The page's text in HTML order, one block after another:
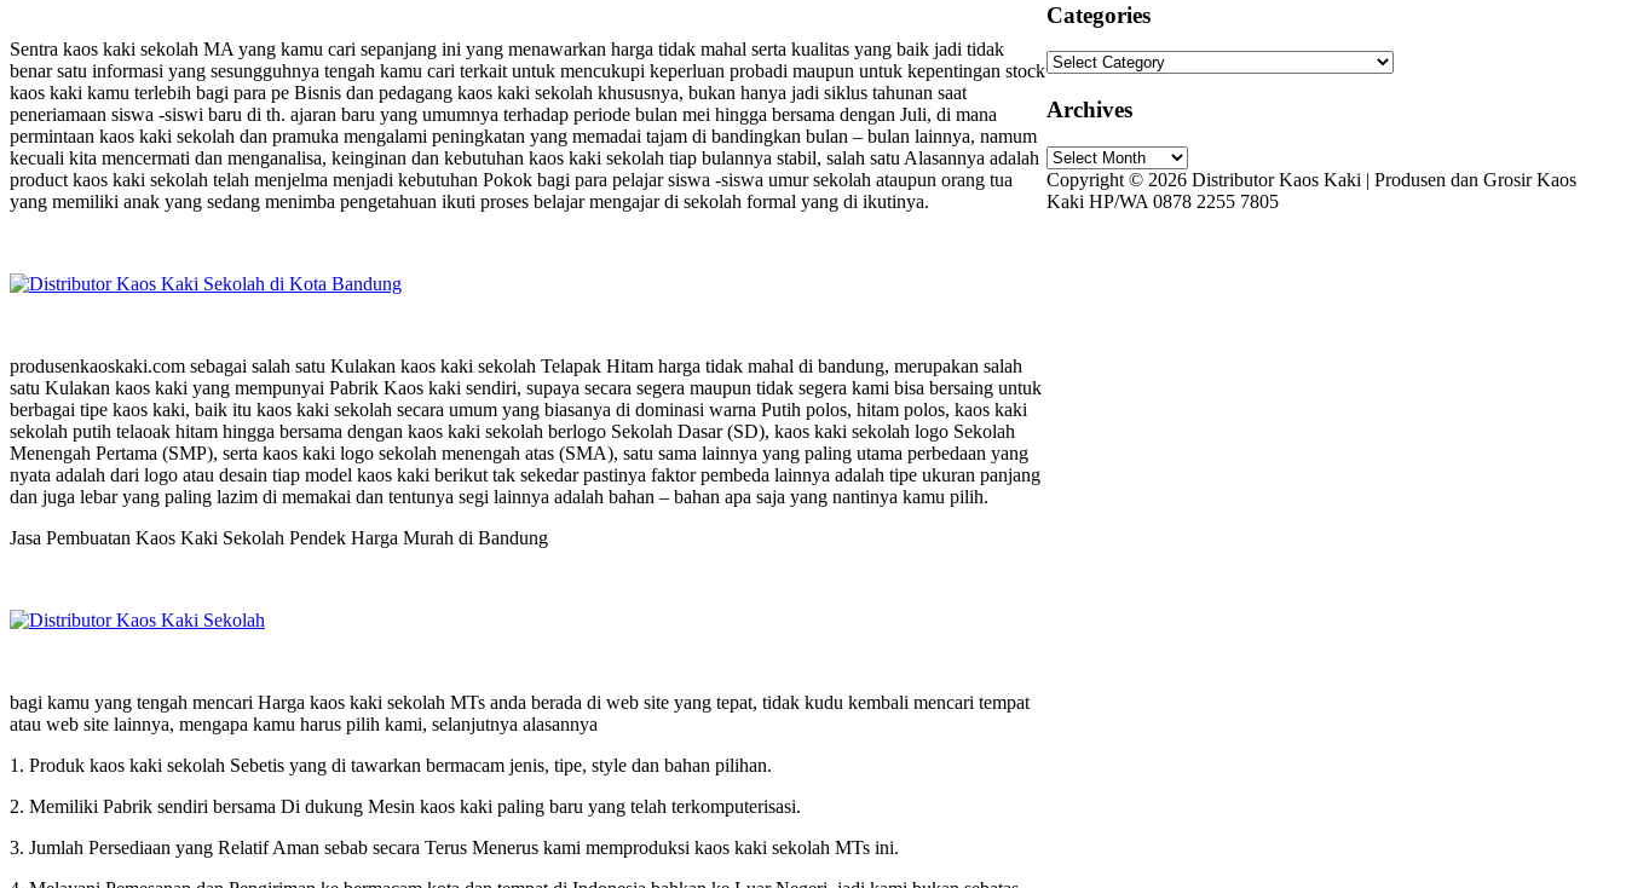
Sentra kaos kaki sekolah MA yang kamu cari sepanjang ini yang menawarkan harga tidak mahal serta kualitas yang baik jadi tidak
benar satu informasi yang sesungguhnya tengah kamu cari terkait untuk mencukupi keperluan probadi maupun untuk kepentingan stock
kaos kaki kamu terlebih bagi para pe Bisnis dan pedagang kaos kaki sekolah khususnya, bukan hanya jadi siklus tahunan saat
peneriamaan siswa -siswi baru di th. ajaran baru yang umumnya terhadap periode bulan mei hingga bersama dengan Juli, di mana
permintaan kaos kaki sekolah dan pramuka mengalami peningkatan yang memadai tajam di bandingkan bulan – bulan lainnya, namum
kecuali kita mencermati dan menganalisa, keinginan dan kebutuhan kaos kaki sekolah tiap bulannya stabil, salah satu Alasannya adalah
product kaos kaki sekolah telah menjelma menjadi kebutuhan Pokok bagi para pelajar siswa -siswa umur sekolah ataupun orang tua
yang memiliki anak yang sedang menimba pengetahuan ikuti proses belajar mengajar di sekolah formal yang di ikutinya.
produsenkaoskaki.com sebagai salah satu Kulakan kaos kaki sekolah Telapak Hitam harga tidak mahal di bandung, merupakan salah
satu Kulakan kaos kaki yang mempunyai Pabrik Kaos kaki sendiri, supaya secara segera maupun tidak segera kami bisa bersaing untuk
berbagai tipe kaos kaki, baik itu kaos kaki sekolah secara umum yang biasanya di dominasi warna Putih polos, hitam polos, kaos kaki
sekolah putih telaoak hitam hingga bersama dengan kaos kaki sekolah berlogo Sekolah Dasar (SD), kaos kaki sekolah logo Sekolah
Menengah Pertama (SMP), serta kaos kaki logo sekolah menengah atas (SMA), satu sama lainnya yang paling utama perbedaan yang
nyata adalah dari logo atau desain tiap model kaos kaki berikut tak sekedar pastinya faktor pembeda lainnya adalah tipe ukuran panjang
dan juga lebar yang paling lazim di memakai dan tentunya segi lainnya adalah bahan – bahan apa saja yang nantinya kamu pilih.
Jasa Pembuatan Kaos Kaki Sekolah Pendek Harga Murah di Bandung
bagi kamu yang tengah mencari Harga kaos kaki sekolah MTs anda berada di web site yang tepat, tidak kudu kembali mencari tempat
atau web site lainnya, mengapa kamu harus pilih kami, selanjutnya alasannya
1. Produk kaos kaki sekolah Sebetis yang di tawarkan bermacam jenis, tipe, style dan bahan pilihan.
2. Memiliki Pabrik sendiri bersama Di dukung Mesin kaos kaki paling baru yang telah terkomputerisasi.
3. Jumlah Persediaan yang Relatif Aman sebab secara Terus Menerus kami memproduksi kaos kaki sekolah MTs ini.
Categories
Categories
Archives
Archives
Copyright © 2026 Distributor Kaos Kaki | Produsen dan Grosir Kaos
Kaki HP/WA 0878 2255 7805